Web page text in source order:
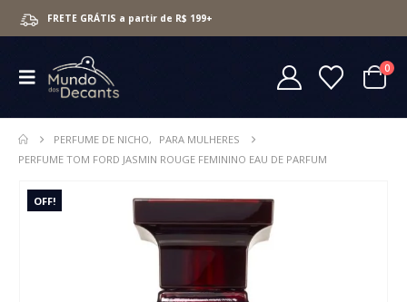
FRETE GRÁTIS a partir de R$ 199+
0
PERFUME DE NICHO,
PARA MULHERES
PERFUME TOM FORD JASMIN ROUGE FEMININO EAU DE PARFUM
OFF!